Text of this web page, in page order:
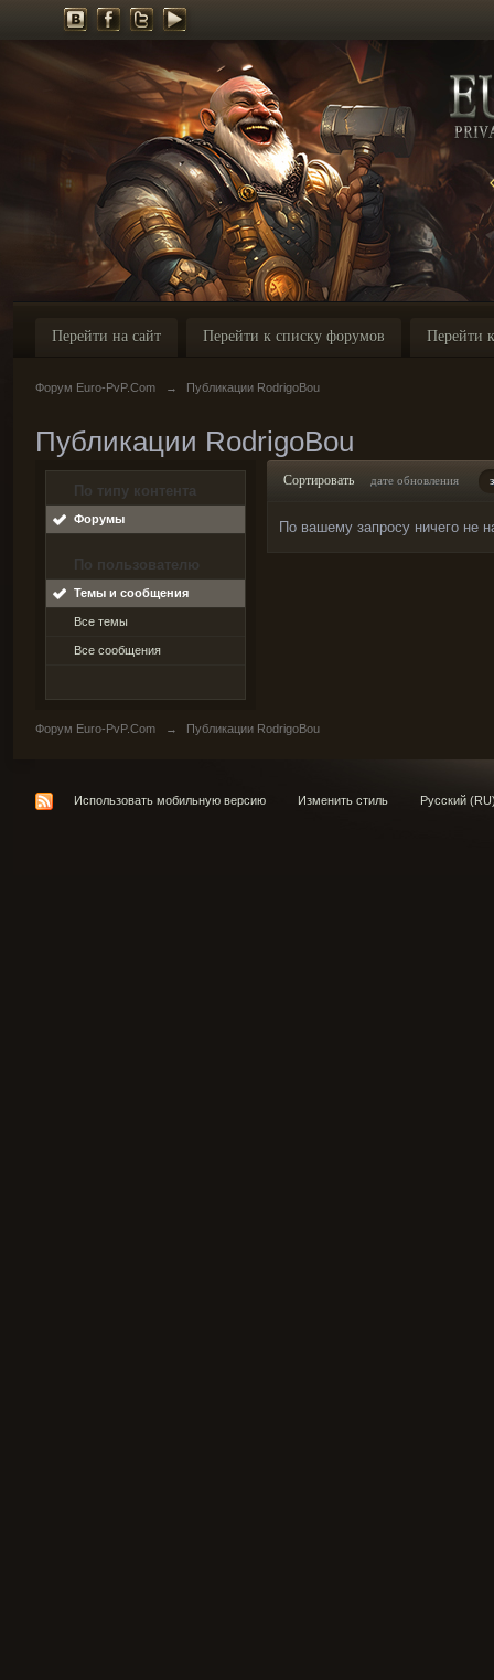
Перейти на сайт Перейти к списку форумов Перейти
Форум Euro-PvP.Com → Публикации RodrigoBou
Публикации RodrigoBou
По типу контента
Форумы
По пользователю
Темы и сообщения
Все темы
Все сообщения
Сортировать дате обновления
По вашему запросу ничего не
Форум Euro-PvP.Com → Публикации RodrigoBou
Использовать мобильную версию Изменить стиль Русский